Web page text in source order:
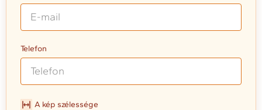
Telefon
A kép szélessége